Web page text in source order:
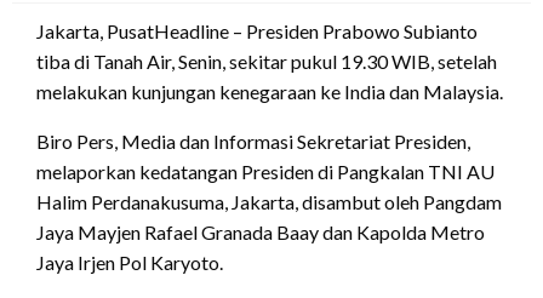
Jakarta, PusatHeadline – Presiden Prabowo Subianto
tiba di Tanah Air, Senin, sekitar pukul 19.30 WIB, setelah
melakukan kunjungan kenegaraan ke India dan Malaysia.
Biro Pers, Media dan Informasi Sekretariat Presiden,
melaporkan kedatangan Presiden di Pangkalan TNI AU
Halim Perdanakusuma, Jakarta, disambut oleh Pangdam
Jaya Mayjen Rafael Granada Baay dan Kapolda Metro
Jaya Irjen Pol Karyoto.